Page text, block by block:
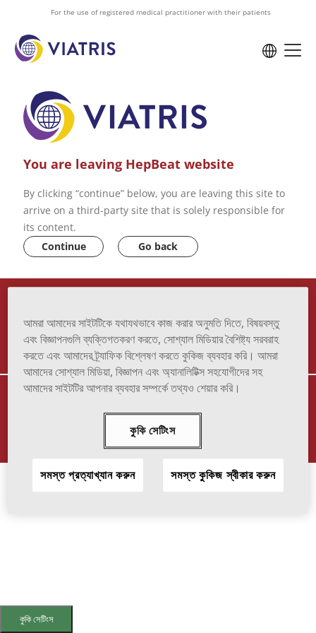
content
For the use of registered medical practitioner with their patients
You are leaving HepBeat website
By clicking “continue” below, you are leaving this site to
arrive on a third-party site that is solely responsible for
its content.
Continue
Go back
TERMS OF USE
TO REPORT ADVERSE EFFECT
VIATRIS and the Viatris Logo are trademarks of Mylan Inc., a Viatris
© 2025 Viatris Inc. All Rights Reserved.
কুকি সেটিংস
আমরা আমাদের সাইটটিকে যথাযথভাবে কাজ করার অনুমতি দিতে, বিষয়বস্তু
এবং বিজ্ঞাপনগুলি ব্যক্তিগতকরণ করতে, সোশ্যাল মিডিয়ার বৈশিষ্ট্য সরবরাহ
করতে এবং আমাদের ট্র্যাফিক বিশ্লেষণ করতে কুকিজ ব্যবহার করি। আমরা
আমাদের সোশ্যাল মিডিয়া, বিজ্ঞাপন এবং অ্যানালিটিক্স সহযোগীদের সহ
আমাদের সাইটটির আপনার ব্যবহার সম্পর্কে তথ্যও শেয়ার করি।
কুকি সেটিংস
সমস্ত প্রত্যাখ্যান করুন সমস্ত কুকিজ স্বীকার করুন